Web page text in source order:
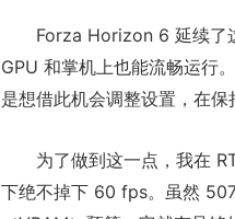
Forza Horizon 6 延续了
GPU 和掌机上也能流畅运行
是想借此机会调整设置，在保
为了做到这一点，我在
下绝不掉下 60 fps。虽然